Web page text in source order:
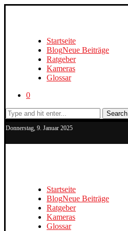
Startseite
BlogNeue Beiträge
Ratgeber
Kameras
Glossar
0
Search
Donnerstag, 9. Januar 2025
Startseite
BlogNeue Beiträge
Ratgeber
Kameras
Glossar